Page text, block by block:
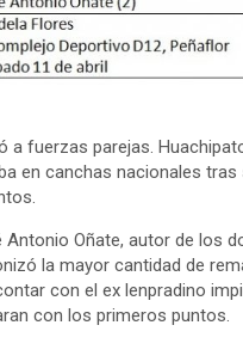
a fuerzas parejas.
en canchas nacionales
Oñate, autor de los
la mayor cantidad de
con el ex lenpradino
con los primeros puntos.